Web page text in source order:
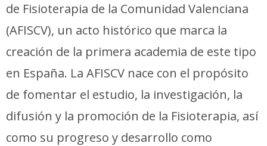
de Fisioterapia de la Comunidad Valenciana
(AFISCV), un acto histórico que marca la
creación de la primera academia de este tipo
en España. La AFISCV nace con el propósito
de fomentar el estudio, la investigación, la
difusión y la promoción de la Fisioterapia, así
como su progreso y desarrollo como